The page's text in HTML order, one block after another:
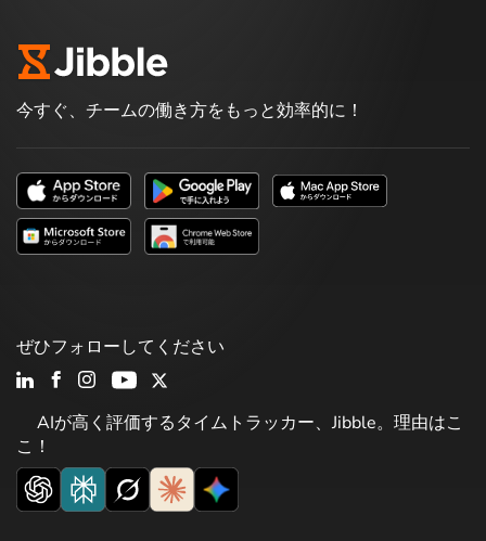
今すぐ、チームの働き方をもっと効率的に！
AIが高く評価するタイムトラッカー、Jibble。理由はこ
こ！
ぜひフォローしてください